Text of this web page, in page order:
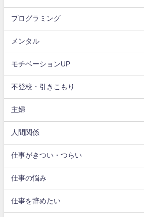
プログラミング
メンタル
モチベーションUP
不登校・引きこもり
主婦
人間関係
仕事がきつい・つらい
仕事の悩み
仕事を辞めたい